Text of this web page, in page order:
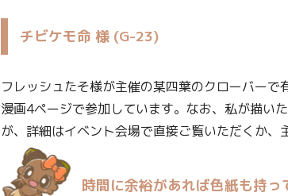
チビケモ命 様 (G-23)
フレッシュたそ様が主催の某四葉のクローバー
漫画4ページで参加しています。なお、私が描い
が、詳細はイベント会場で直接ご覧いただくか、
時間に余裕があれば色紙も持っ